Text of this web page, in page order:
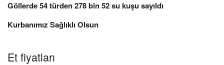
Göllerde 54 türden 278 bin 52 su kuşu sayıldı
Kurbanımız Sağlıklı Olsun
Et fiyatları